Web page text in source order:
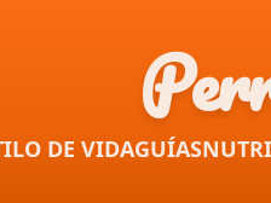
DE VIDAGUÍAS